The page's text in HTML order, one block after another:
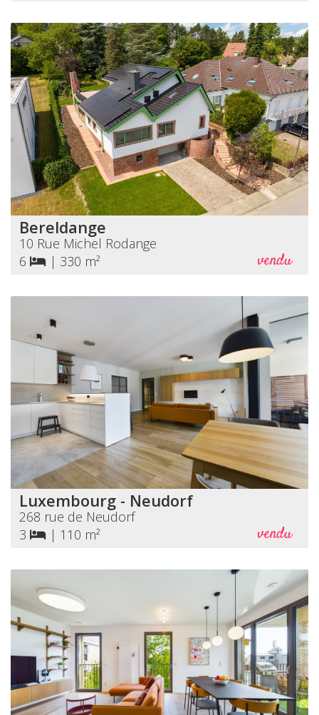
Bereldange
10 Rue Michel Rodange
6
| 330 m² vendu
Luxembourg - Neudorf
268 rue de Neudorf
3
| 110 m² vendu